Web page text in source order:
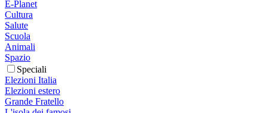
E-Planet
Cultura
Salute
Scuola
Animali
Spazio
Speciali
Elezioni Italia
Elezioni estero
Grande Fratello